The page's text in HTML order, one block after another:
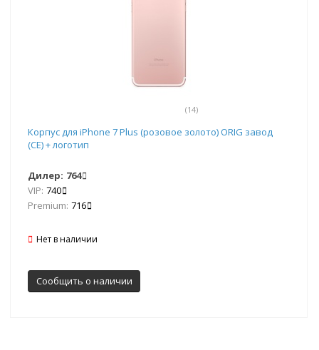
(14)
Корпус для iPhone 7 Plus (розовое золото) ORIG завод
(CE) + логотип
Дилер: 764
VIP: 740
Premium: 716
Нет в наличии
Сообщить о наличии